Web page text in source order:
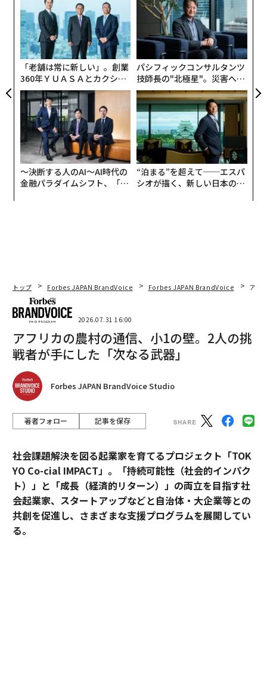
「老舗は常に新しい」。創業
360年ＹＵＡＳＡとカクシン
CEO田尻望が語る、AIを超え
る人の価値
パシフィックコンサルタンツ
技師長の"北極星"。災害への
無力感を乗り越え見つけた、
防災一筋20年の答え
〜決断する人のAI〜AI時代の
金融パラダイムシフト、「超
“泊まる”を超えて──エスパ
シオが描く、新しい日本のラ
トップ Forbes JAPAN BrandVoice Forbes JAPAN BrandVoice アフ
2026.07.31 16:00
アフリカの農村の通信、小1の壁。2人の挑
戦者が手にした「次なる武器」
Forbes JAPAN BrandVoice Studio
著者フォロー 記事を保存
社会課題解決を図る起業家を育てるプロジェクト「TOK
YO Co-cial IMPACT」。
「持続可能性（社会的インパク
ト）」と「成長（経済的リターン）」の両立を目指す社
会起業家、スタートアップなどと自治体・大企業等との
共創を促進し、さまざまな支援プログラムを展開してい
る。